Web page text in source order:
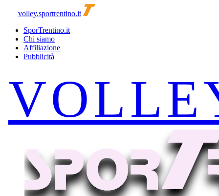
volley.sportrentino.it
SporTrentino.it
Chi siamo
Affiliazione
Pubblicità